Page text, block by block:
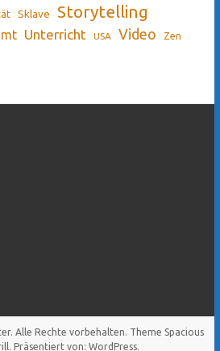
Sklave Storytelling
Unterricht USA Video Zen
. Alle Rechte vorbehalten. Theme Spacious
Präsentiert von: WordPress.